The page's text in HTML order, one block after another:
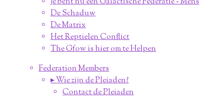
De Schaduw
De Matrix
Het Reptielen Conflict
The Gfow is hier om te Helpen
Federation Members
▸ Wie zijn de Pleiaden?
Contact de Pleiaden